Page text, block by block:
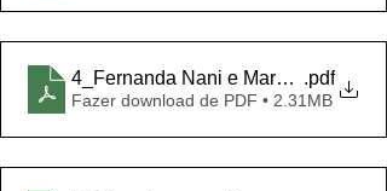
4_Fernanda Nani e Marcos Ceccatto
.pdf
Fazer download de PDF • 2.31MB